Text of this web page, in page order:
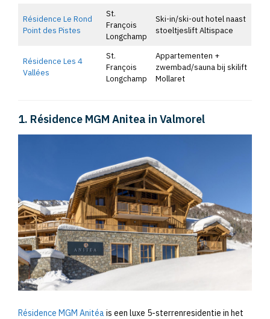
Résidence Le Rond
Point des Pistes
St.
François
Longchamp
Ski-in/ski-out hotel naast
stoeltjeslift Altispace
Résidence Les 4
Vallées
St.
François
Longchamp
Appartementen +
zwembad/sauna bij skilift
Mollaret
1. Résidence MGM Anitea in Valmorel
Résidence MGM Anitéais een luxe 5-sterrenresidentie in het